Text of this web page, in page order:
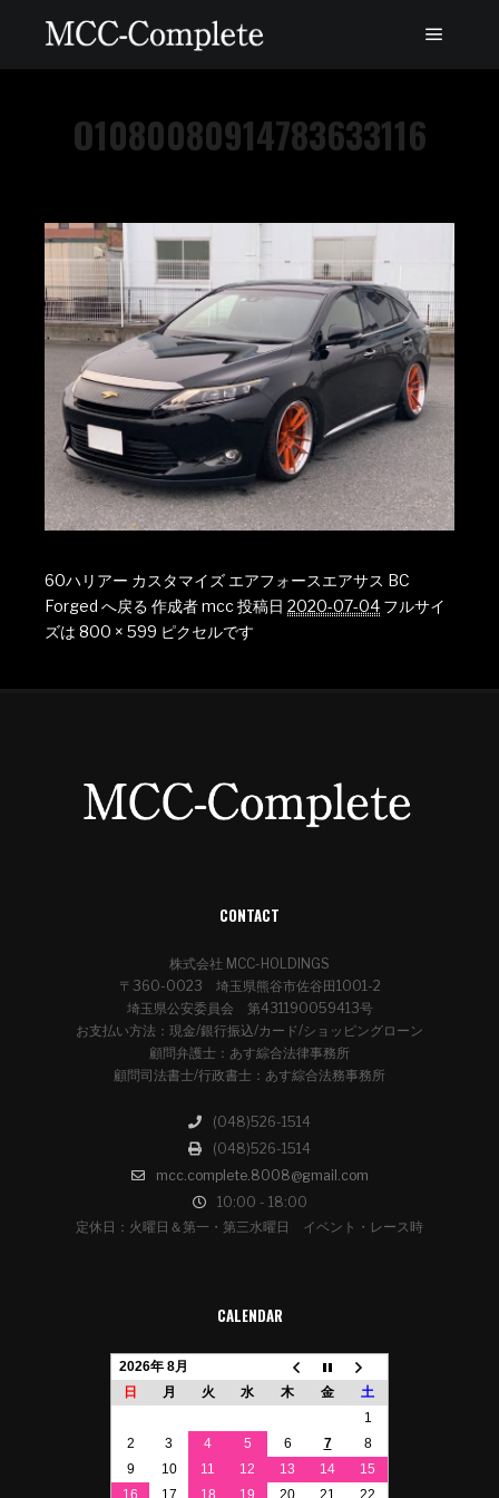
O1080080914783633116
60ハリアー カスタマイズ エアフォースエアサス BC
Forged へ戻る 作成者mcc投稿日 2020-07-04 フルサイ
ズは 800 × 599 ピクセルです
CONTACT
株式会社 MCC-HOLDINGS
〒360-0023 埼玉県熊谷市佐谷田1001-2
埼玉県公安委員会 第431190059413号
お支払い方法：現金/銀行振込/カード/ショッピングローン
顧問弁護士：あす綜合法律事務所
顧問司法書士/行政書士：あす綜合法務事務所
(048)526-1514
(048)526-1514
mcc.complete.8008@gmail.com
10:00 - 18:00
定休日：火曜日＆第一・第三水曜日 イベント・レース時
CALENDAR
2026年 8月
日
月 火 水 木 金
土
1
2
3 4 5 6 7
8
9
10 11 12 13 14
15
16
17 18 19 20 21 22